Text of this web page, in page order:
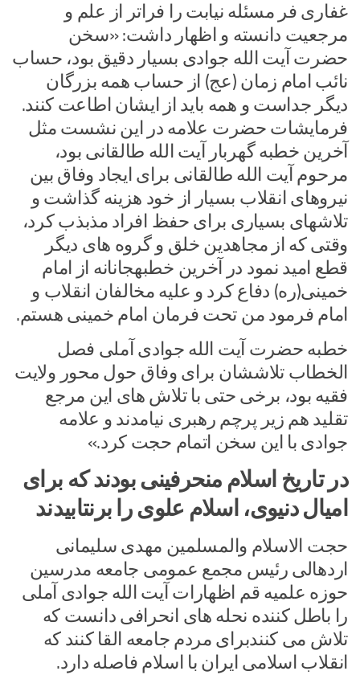
غفاری فر مسئله نیابت را فراتر از علم و
مرجعیت دانسته و اظهار داشت: «سخن
حضرت آیت الله جوادی بسیار دقیق بود، حساب
نائب امام زمان (عج) از حساب همه بزرگان
دیگر جداست و همه باید از ایشان اطاعت کنند.
فرمایشات حضرت علامه در این نشست مثل
آخرین خطبه گهربار آیت الله طالقانی بود،
مرحوم آیت الله طالقانی برای ایجاد وفاق بین
نیروهای انقلاب بسیار از خود هزینه گذاشت و
تلاشهای بسیاری برای حفظ افراد مذبذب کرد،
وقتی که از مجاهدین خلق و گروه های دیگر
قطع امید نمود در آخرین خطبهجانانه از امام
خمینی(ره) دفاع کرد و علیه مخالفان انقلاب و
امام فرمود من تحت فرمان امام خمینی هستم.
خطبه حضرت آیت الله جوادی آملی فصل
الخطاب تلاششان برای وفاق حول محور ولایت
فقیه بود، برخی حتی با تلاش های این مرجع
تقلید هم زیر پرچم رهبری نیامدند و علامه
جوادی با این سخن اتمام حجت کرد.»
در تاریخ اسلام منحرفینی بودند که برای
امیال دنیوی، اسلام علوی را برنتابیدند
حجت الاسلام والمسلمین مهدی سلیمانی
اردهالی رئیس مجمع عمومی جامعه مدرسین
حوزه علمیه قم اظهارات آیت الله جوادی آملی
را باطل کننده نحله های انحرافی دانست که
تلاش می کنندبرای مردم جامعه القا کنند که
انقلاب اسلامی ایران با اسلام فاصله دارد.